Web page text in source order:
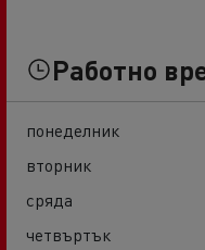
Работно
понеделник
вторник
сряда
четвъртък